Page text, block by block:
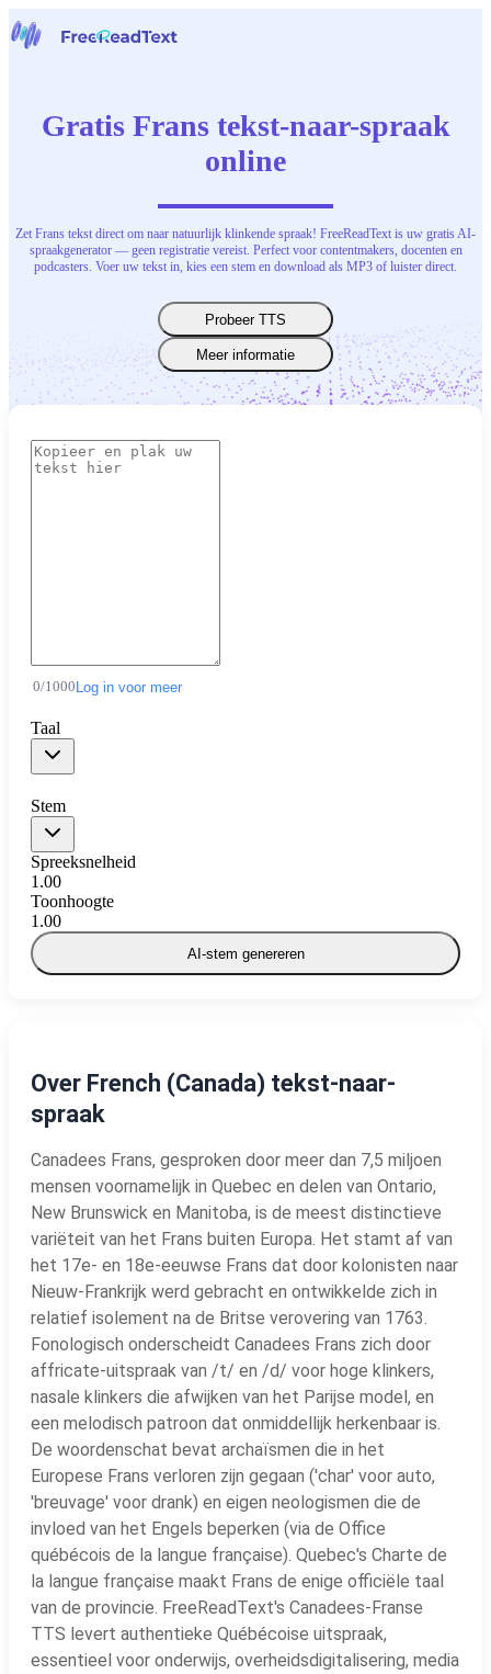
Gereedschap
Nederlands
Gratis Frans tekst-naar-spraak
online
Zet Frans tekst direct om naar natuurlijk klinkende spraak! FreeReadText is uw gratis AI-
spraakgenerator — geen registratie vereist. Perfect voor contentmakers, docenten en
podcasters. Voer uw tekst in, kies een stem en download als MP3 of luister direct.
Probeer TTS
Meer informatie
0/1000 Log in voor meer
Taal
Stem
Spreeksnelheid
1.00
Toonhoogte
1.00
AI-stem genereren
Over French (Canada) tekst-naar-
spraak
Canadees Frans, gesproken door meer dan 7,5 miljoen
mensen voornamelijk in Quebec en delen van Ontario,
New Brunswick en Manitoba, is de meest distinctieve
variëteit van het Frans buiten Europa. Het stamt af van
het 17e- en 18e-eeuwse Frans dat door kolonisten naar
Nieuw-Frankrijk werd gebracht en ontwikkelde zich in
relatief isolement na de Britse verovering van 1763.
Fonologisch onderscheidt Canadees Frans zich door
affricate-uitspraak van /t/ en /d/ voor hoge klinkers,
nasale klinkers die afwijken van het Parijse model, en
een melodisch patroon dat onmiddellijk herkenbaar is.
De woordenschat bevat archaïsmen die in het
Europese Frans verloren zijn gegaan ('char' voor auto,
'breuvage' voor drank) en eigen neologismen die de
invloed van het Engels beperken (via de Office
québécois de la langue française). Quebec's Charte de
la langue française maakt Frans de enige officiële taal
van de provincie. FreeReadText's Canadees-Franse
TTS levert authentieke Québécoise uitspraak,
essentieel voor onderwijs, overheidsdigitalisering, media